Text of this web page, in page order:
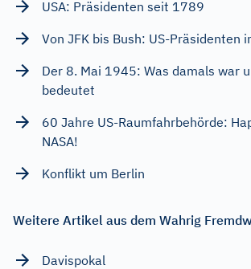
USA: Präsidenten seit 1789
Von JFK bis Bush: US-Präsidenten
Der 8. Mai 1945: Was damals war
bedeutet
60 Jahre US-Raumfahrbehörde:
NASA!
Konflikt um Berlin
Weitere Artikel aus dem Wahrig
Davispokal